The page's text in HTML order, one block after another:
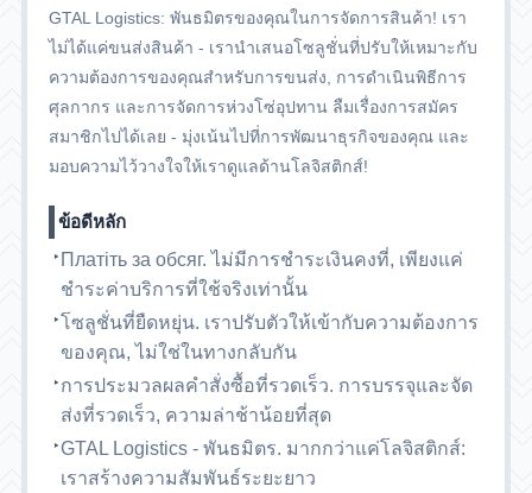
GTAL Logistics: พันธมิตรของคุณในการจัดการสินค้า! เรา
ไม่ได้แค่ขนส่งสินค้า - เรานำเสนอโซลูชั่นที่ปรับให้เหมาะกับ
ความต้องการของคุณสำหรับการขนส่ง, การดำเนินพิธีการ
ศุลกากร และการจัดการห่วงโซ่อุปทาน ลืมเรื่องการสมัคร
สมาชิกไปได้เลย - มุ่งเน้นไปที่การพัฒนาธุรกิจของคุณ และ
มอบความไว้วางใจให้เราดูแลด้านโลจิสติกส์!
ข้อดีหลัก
Платіть за обсяг. ไม่มีการชำระเงินคงที่, เพียงแค่
ชำระค่าบริการที่ใช้จริงเท่านั้น
โซลูชั่นที่ยืดหยุ่น. เราปรับตัวให้เข้ากับความต้องการ
ของคุณ, ไม่ใช่ในทางกลับกัน
การประมวลผลคำสั่งซื้อที่รวดเร็ว. การบรรจุและจัด
ส่งที่รวดเร็ว, ความล่าช้าน้อยที่สุด
GTAL Logistics - พันธมิตร. มากกว่าแค่โลจิสติกส์:
เราสร้างความสัมพันธ์ระยะยาว